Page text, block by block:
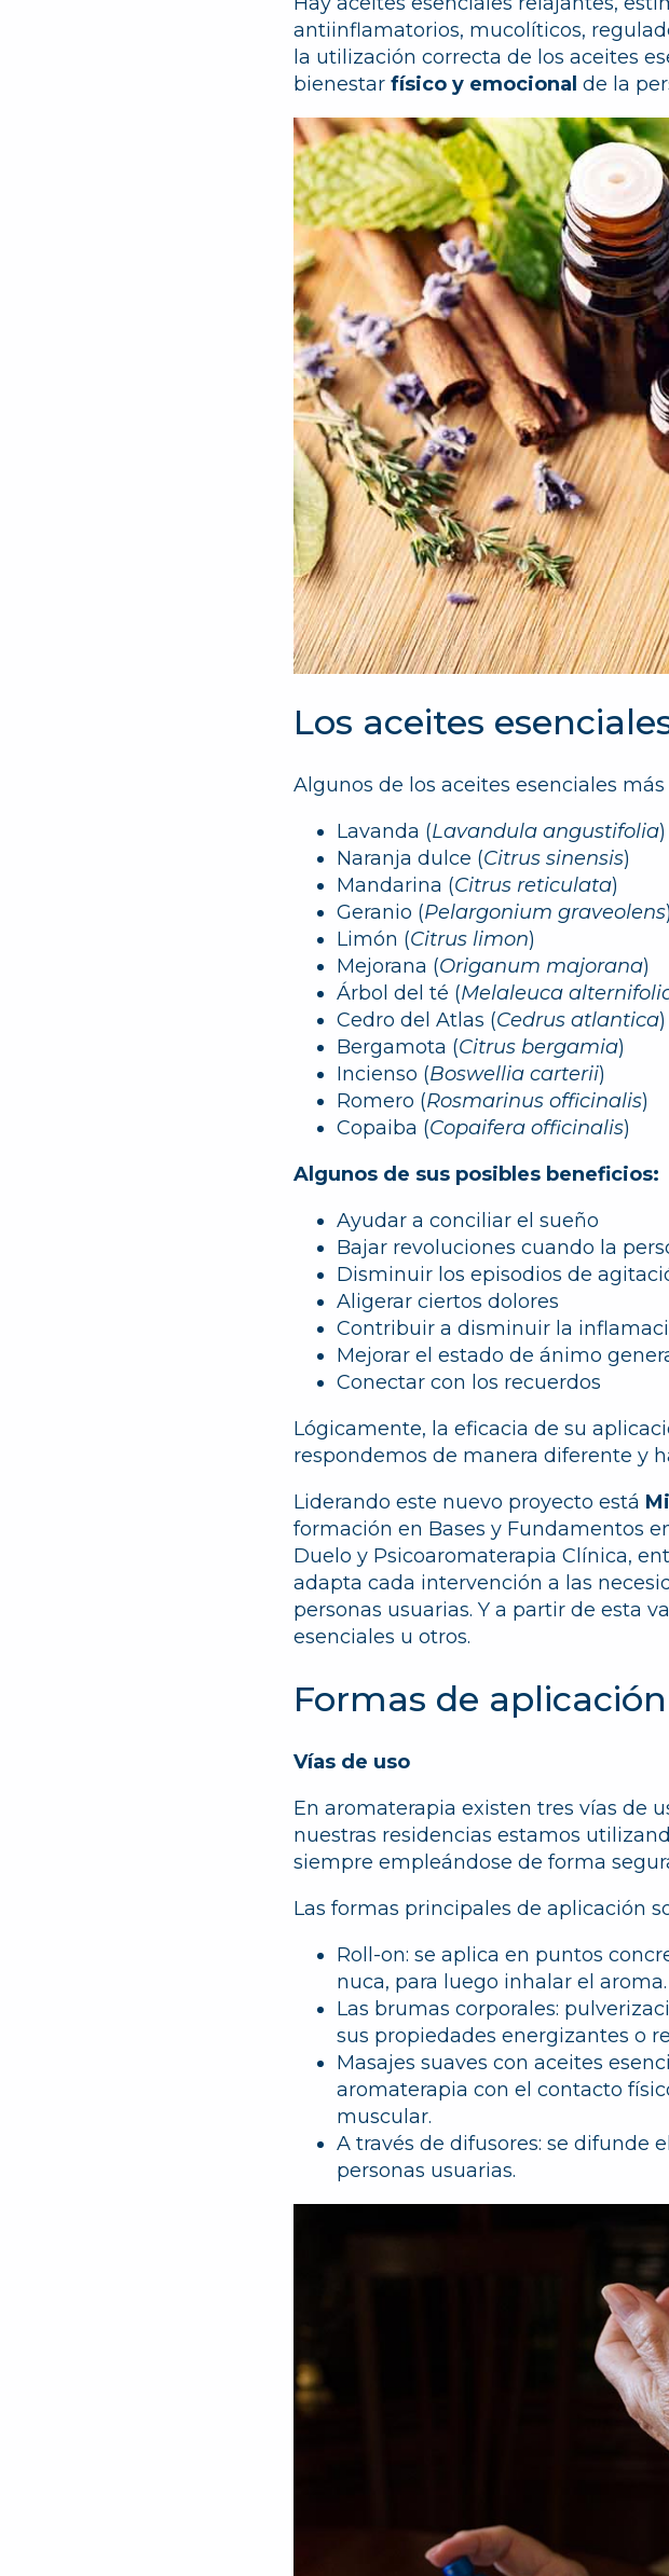
antiinflamatorios, mucolíticos,
la utilización correcta de los aceites
bienestar físico y emocional de la
Los aceites
Algunos de los aceites esenciales
Lavanda (Lavandula angustifolia)
Naranja dulce (Citrus sinensis)
Mandarina (Citrus reticulata)
Geranio (Pelargonium graveolens)
Limón (Citrus limon)
Mejorana (Origanum majorana)
Árbol del té (Melaleuca
Cedro del Atlas (Cedrus atlantica)
Bergamota (Citrus bergamia)
Incienso (Boswellia carterii)
Romero (Rosmarinus officinalis)
Copaiba (Copaifera officinalis)
Algunos de sus posibles beneficios:
Ayudar a conciliar el sueño
Bajar revoluciones cuando la
Disminuir los episodios de
Aligerar ciertos dolores
Contribuir a disminuir la
Mejorar el estado de ánimo
Conectar con los recuerdos
Lógicamente, la eficacia de su
respondemos de manera diferente y
Liderando este nuevo proyecto está
formación en Bases y Fundamentos
Duelo y Psicoaromaterapia Clínica,
adapta cada intervención a las
personas usuarias. Y a partir de esta
esenciales u otros.
Formas de aplicación
Vías de uso
En aromaterapia existen tres vías de
nuestras residencias estamos
siempre empleándose de forma
Las formas principales de aplicación
Roll-on: se aplica en puntos
nuca, para luego inhalar el aroma.
Las brumas corporales:
sus propiedades energizantes o
Masajes suaves con aceites
aromaterapia con el contacto
muscular.
A través de difusores: se difunde
personas usuarias.